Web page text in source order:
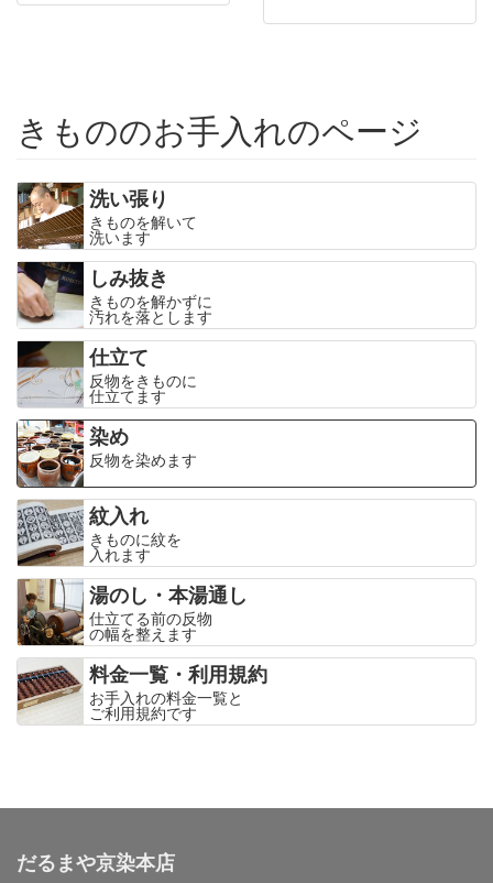
きもののお手入れのページ
洗い張り
きものを解いて
洗います
しみ抜き
きものを解かずに
汚れを落とします
仕立て
反物をきものに
仕立てます
染め
反物を染めます
紋入れ
きものに紋を
入れます
湯のし・本湯通し
仕立てる前の反物
の幅を整えます
料金一覧・利用規約
お手入れの料金一覧と
ご利用規約です
だるまや京染本店